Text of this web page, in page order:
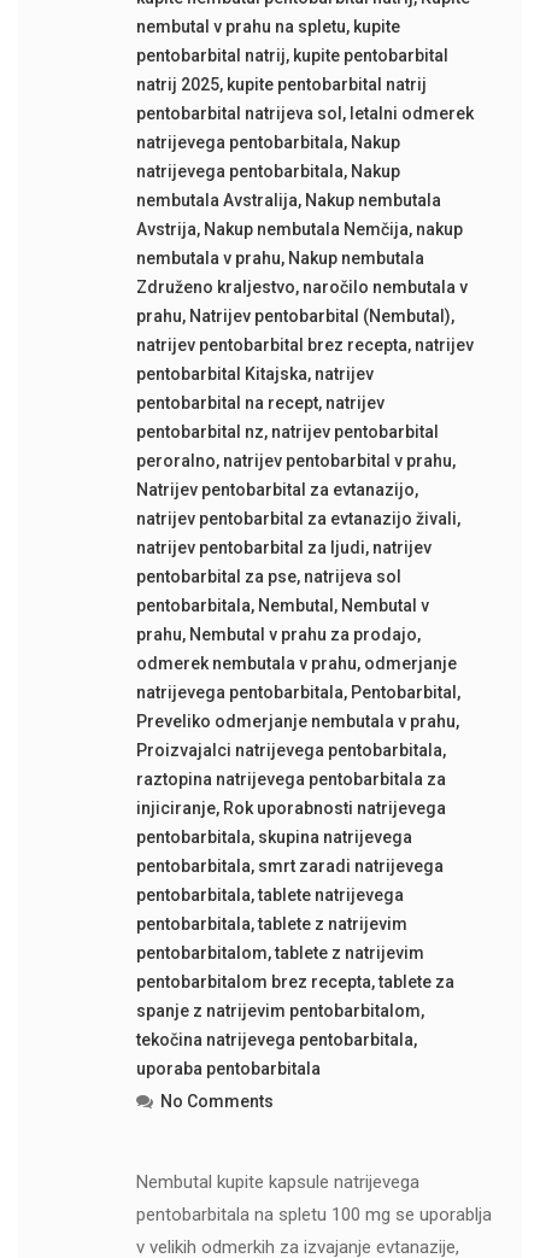
nembutal v prahu na spletu, kupite
pentobarbital natrij, kupite pentobarbital
natrij 2025, kupite pentobarbital natrij
pentobarbital natrijeva sol , letalni odmerek
natrijevega pentobarbitala, Nakup
natrijevega pentobarbitala, Nakup
nembutala Avstralija, Nakup nembutala
Avstrija, Nakup nembutala Nemčija, nakup
nembutala v prahu, Nakup nembutala
Združeno kraljestvo, naročilo nembutala v
prahu, Natrijev pentobarbital (Nembutal),
natrijev pentobarbital brez recepta, natrijev
pentobarbital Kitajska, natrijev
pentobarbital na recept, natrijev
pentobarbital nz, natrijev pentobarbital
peroralno, natrijev pentobarbital v prahu,
Natrijev pentobarbital za evtanazijo,
natrijev pentobarbital za evtanazijo živali,
natrijev pentobarbital za ljudi, natrijev
pentobarbital za pse, natrijeva sol
pentobarbitala, Nembutal , Nembutal v
prahu, Nembutal v prahu za prodajo,
odmerek nembutala v prahu, odmerjanje
natrijevega pentobarbitala, Pentobarbital ,
Preveliko odmerjanje nembutala v prahu,
Proizvajalci natrijevega pentobarbitala,
raztopina natrijevega pentobarbitala za
injiciranje, Rok uporabnosti natrijevega
pentobarbitala, skupina natrijevega
pentobarbitala, smrt zaradi natrijevega
pentobarbitala,tablete natrijevega
pentobarbitala,tablete z natrijevim
pentobarbitalom,tablete z natrijevim
pentobarbitalom brez recepta,tablete za
spanje z natrijevim pentobarbitalom,
tekočina natrijevega pentobarbitala,
uporaba pentobarbitala
No Comments
Nembutal kupite kapsule natrijevega
pentobarbitala na spletu 100 mg se uporablja
v velikih odmerkih za izvajanje evtanazije,